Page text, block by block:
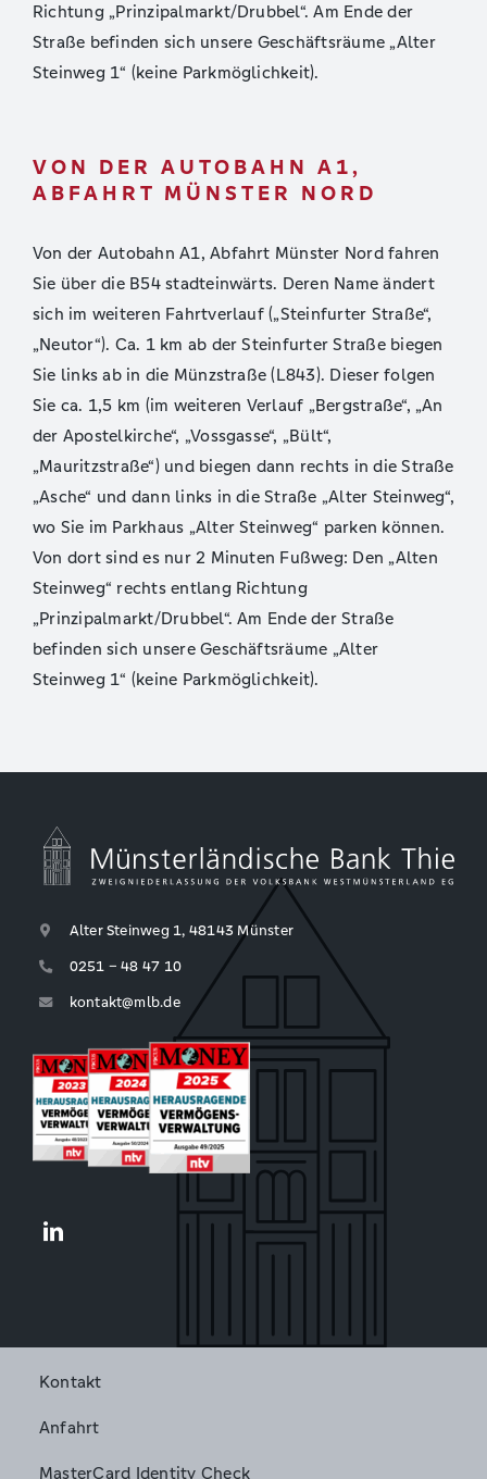
Richtung „Prinzipalmarkt/Drubbel“. Am Ende der
Straße befinden sich unsere Geschäftsräume „Alter
Steinweg 1“ (keine Parkmöglichkeit).
VON DER AUTOBAHN A1,
ABFAHRT MÜNSTER NORD
Von der Autobahn A1, Abfahrt Münster Nord fahren
Sie über die B54 stadteinwärts. Deren Name ändert
sich im weiteren Fahrtverlauf („Steinfurter Straße“,
„Neutor“). Ca. 1 km ab der Steinfurter Straße biegen
Sie links ab in die Münzstraße (L843). Dieser folgen
Sie ca. 1,5 km (im weiteren Verlauf „Bergstraße“, „An
der Apostelkirche“, „Vossgasse“, „Bült“,
„Mauritzstraße“) und biegen dann rechts in die Straße
„Asche“ und dann links in die Straße „Alter Steinweg“,
wo Sie im Parkhaus „Alter Steinweg“ parken können.
Von dort sind es nur 2 Minuten Fußweg: Den „Alten
Steinweg“ rechts entlang Richtung
„Prinzipalmarkt/Drubbel“. Am Ende der Straße
befinden sich unsere Geschäftsräume „Alter
Steinweg 1“ (keine Parkmöglichkeit).
Alter Steinweg 1, 48143 Münster
0251 – 48 47 10
kontakt@mlb.de
Kontakt
Anfahrt
MasterCard Identity Check